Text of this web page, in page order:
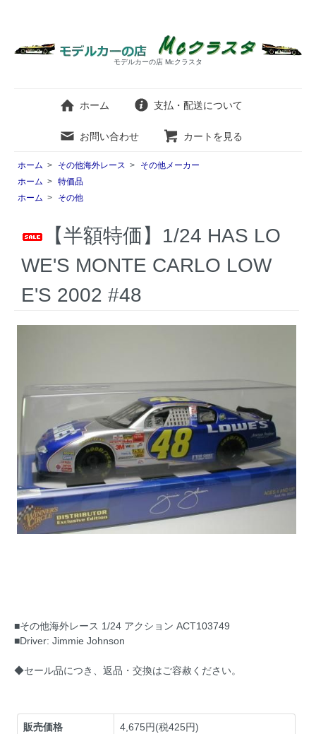
モデルカーの店 Mcクラスタ
ホーム 支払・配送について
お問い合わせ カートを見る
ホーム > その他海外レース >
その他メーカー
ホーム > 特価品
ホーム > その他
【半額特価】1/24 HAS LO
WE'S MONTE CARLO LOW
E'S 2002 #48
■その他海外レース 1/24 アクション ACT103749
■Driver: Jimmie Johnson
◆セール品につき、返品・交換はご容赦ください。
販売価格 4,675円(税425円)